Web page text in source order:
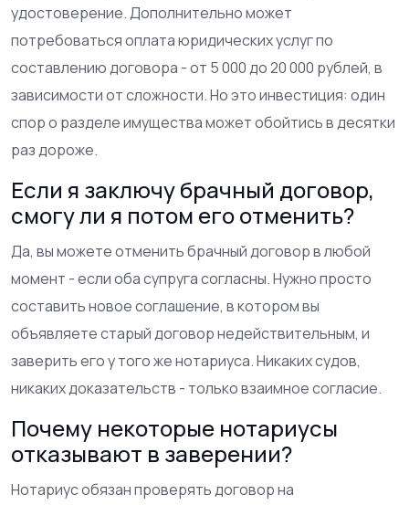
удостоверение. Дополнительно может
потребоваться оплата юридических услуг по
составлению договора - от 5 000 до 20 000 рублей, в
зависимости от сложности. Но это инвестиция: один
спор о разделе имущества может обойтись в десятки
раз дороже.
Если я заключу брачный договор,
смогу ли я потом его отменить?
Да, вы можете отменить брачный договор в любой
момент - если оба супруга согласны. Нужно просто
составить новое соглашение, в котором вы
объявляете старый договор недействительным, и
заверить его у того же нотариуса. Никаких судов,
никаких доказательств - только взаимное согласие.
Почему некоторые нотариусы
отказывают в заверении?
Нотариус обязан проверять договор на